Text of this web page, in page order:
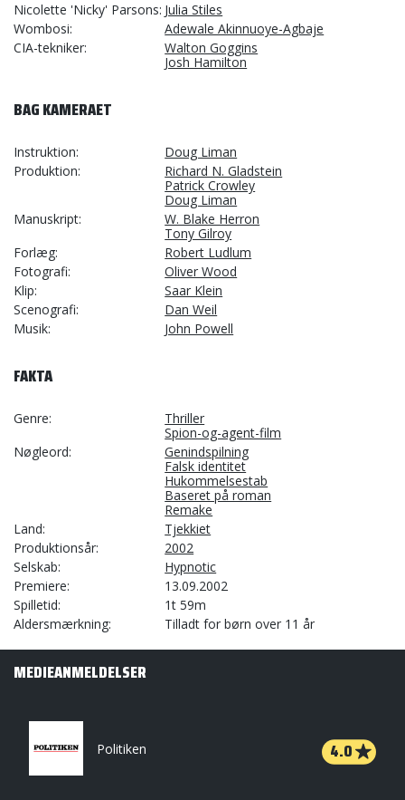
Nicolette 'Nicky' Parsons Julia Stiles
Wombosi
Adewale Akinnuoye-Agbaje
CIA-tekniker
Walton Goggins
Josh Hamilton
BAG KAMERAET
Instruktion
Doug Liman
Produktion
Richard N. Gladstein
Patrick Crowley
Doug Liman
Manuskript
W. Blake Herron
Tony Gilroy
Forlæg
Robert Ludlum
Fotografi
Oliver Wood
Klip
Saar Klein
Scenografi
Dan Weil
Musik
John Powell
FAKTA
Genre
Thriller
Spion-og-agent-film
Nøgleord
Genindspilning
Falsk identitet
Hukommelsestab
Baseret på roman
Remake
Land
Tjekkiet
Produktionsår
2002
Selskab
Hypnotic
Premiere
13.09.2002
Spilletid
1t 59m
Aldersmærkning
Tilladt for børn over 11 år
MEDIEANMELDELSER
Politiken 4.0